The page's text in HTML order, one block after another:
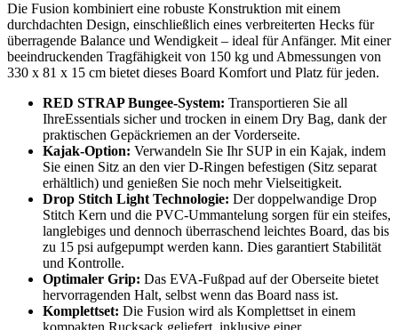
Die Fusion kombiniert eine robuste Konstruktion mit einem
durchdachten Design, einschließlich eines verbreiterten Hecks für
überragende Balance und Wendigkeit – ideal für Anfänger. Mit einer
beeindruckenden Tragfähigkeit von 150 kg und Abmessungen von
330 x 81 x 15 cm bietet dieses Board Komfort und Platz für jeden.
RED STRAP Bungee-System: Transportieren Sie all
IhreEssentials sicher und trocken in einem Dry Bag, dank der
praktischen Gepäckriemen an der Vorderseite.
Kajak-Option: Verwandeln Sie Ihr SUP in ein Kajak, indem
Sie einen Sitz an den vier D-Ringen befestigen (Sitz separat
erhältlich) und genießen Sie noch mehr Vielseitigkeit.
Drop Stitch Light Technologie: Der doppelwandige Drop
Stitch Kern und die PVC-Ummantelung sorgen für ein steifes,
langlebiges und dennoch überraschend leichtes Board, das bis
zu 15 psi aufgepumpt werden kann. Dies garantiert Stabilität
und Kontrolle.
Optimaler Grip: Das EVA-Fußpad auf der Oberseite bietet
hervorragenden Halt, selbst wenn das Board nass ist.
Komplettset: Die Fusion wird als Komplettset in einem